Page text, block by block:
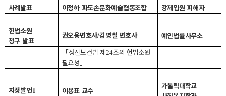
사례발표 이정하 파도손문화예술협동조합 강제입원 피해자
헌법소원
청구 발표
권오용변호사/김명철 변호사
예인법률사무소
「정신보건법 제24조의 헌법소원
필요성 」
지정발언1 이용표 교수
가톨릭대학교